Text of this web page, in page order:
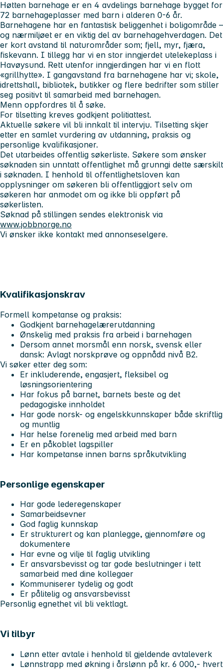
Høtten barnehage er en 4 avdelings barnehage bygget for
72 barnehageplasser med barn i alderen 0-6 år.
Barnehagene har en fantastisk beliggenhet i boligområde –
og nærmiljøet er en viktig del av barnehagehverdagen. Det
er kort avstand til naturområder som; fjell, myr, fjæra,
fiskevann. I tillegg har vi en stor inngjerdet utelekeplass i
Havøysund. Rett utenfor inngjerdingen har vi en flott
«grillhytte». I gangavstand fra barnehagene har vi; skole,
idrettshall, bibliotek, butikker og flere bedrifter som stiller
seg positivt til samarbeid med barnehagen.
Menn oppfordres til å søke.
For tilsetting kreves godkjent politiattest.
Aktuelle søkere vil bli innkalt til intervju. Tilsetting skjer
etter en samlet vurdering av utdanning, praksis og
personlige kvalifikasjoner.
Det utarbeides offentlig søkerliste. Søkere som ønsker
søknaden sin unntatt offentlighet må grunngi dette særskilt
i søknaden. I henhold til offentlighetsloven kan
opplysninger om søkeren bli offentliggjort selv om
søkeren har anmodet om og ikke bli oppført på
søkerlisten.
Søknad på stillingen sendes elektronisk via
www.jobbnorge.no
Vi ønsker ikke kontakt med annonseselgere.
Kvalifikasjonskrav
Formell kompetanse og praksis:
Godkjent barnehagelærerutdanning
Ønskelig med praksis fra arbeid i barnehagen
Dersom annet morsmål enn norsk, svensk eller
dansk: Avlagt norskprøve og oppnådd nivå B2.
Vi søker etter deg som:
Er inkluderende, engasjert, fleksibel og
løsningsorientering
Har fokus på barnet, barnets beste og det
pedagogiske innholdet
Har gode norsk- og engelskkunnskaper både skriftlig
og muntlig
Har helse forenelig med arbeid med barn
Er en påkoblet lagspiller
Har kompetanse innen barns språkutvikling
Personlige egenskaper
Har gode lederegenskaper
Samarbeidsevner
God faglig kunnskap
Er strukturert og kan planlegge, gjennomføre og
dokumentere
Har evne og vilje til faglig utvikling
Er ansvarsbevisst og tar gode beslutninger i tett
samarbeid med dine kollegaer
Kommuniserer tydelig og godt
Er pålitelig og ansvarsbevisst
Personlig egnethet vil bli vektlagt.
Vi tilbyr
Lønn etter avtale i henhold til gjeldende avtaleverk
Lønnstrapp med økning i årslønn på kr. 6 000,- hvert